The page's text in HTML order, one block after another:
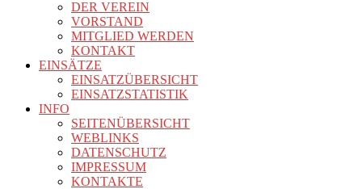
DER VEREIN
VORSTAND
MITGLIED WERDEN
KONTAKT
EINSÄTZE
EINSATZÜBERSICHT
EINSATZSTATISTIK
INFO
SEITENÜBERSICHT
WEBLINKS
DATENSCHUTZ
IMPRESSUM
KONTAKTE